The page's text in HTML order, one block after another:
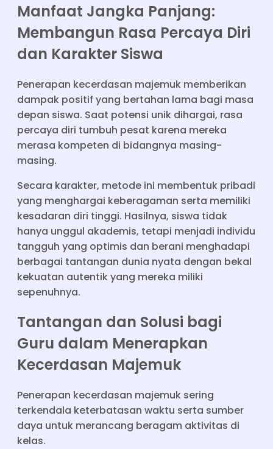
Manfaat Jangka Panjang:
Membangun Rasa Percaya Diri
dan Karakter Siswa
Penerapan kecerdasan majemuk memberikan
dampak positif yang bertahan lama bagi masa
depan siswa. Saat potensi unik dihargai, rasa
percaya diri tumbuh pesat karena mereka
merasa kompeten di bidangnya masing-
masing.
Secara karakter, metode ini membentuk pribadi
yang menghargai keberagaman serta memiliki
kesadaran diri tinggi. Hasilnya, siswa tidak
hanya unggul akademis, tetapi menjadi individu
tangguh yang optimis dan berani menghadapi
berbagai tantangan dunia nyata dengan bekal
kekuatan autentik yang mereka miliki
sepenuhnya.
Tantangan dan Solusi bagi
Guru dalam Menerapkan
Kecerdasan Majemuk
Penerapan kecerdasan majemuk sering
terkendala keterbatasan waktu serta sumber
daya untuk merancang beragam aktivitas di
kelas.